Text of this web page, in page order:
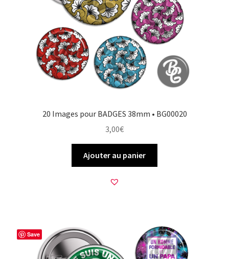
20 Images pour BADGES 38mm • BG00020
3,00€
Ajouter au panier
Save